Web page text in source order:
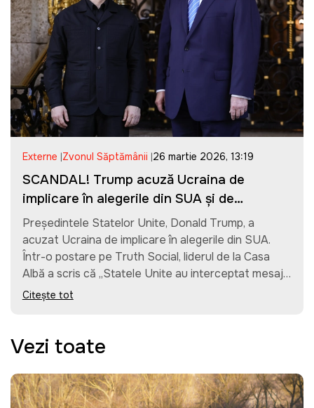
Externe Zvonul Săptămânii 26 martie 2026, 13:19
SCANDAL! Trump acuză Ucraina de
implicare în alegerile din SUA și de
finanțarea campaniei lui Biden
Președintele Statelor Unite, Donald Trump, a
acuzat Ucraina de implicare în alegerile din SUA.
Într-o postare pe Truth Social, liderul de la Casa
Albă a scris că „Statele Unite au interceptat mesaje
ale guvernului ucrainean în care era discutat un
articol al publicației Just the News pe această
temă. Publicația susține că susține...
Citește tot
Vezi toate